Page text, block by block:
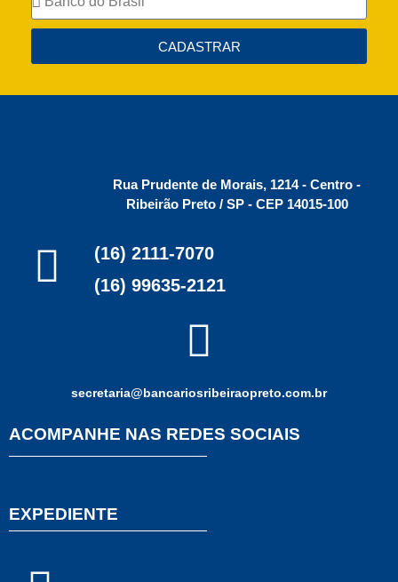
CADASTRAR
Rua Prudente de Morais, 1214 - Centro -
Ribeirão Preto / SP - CEP 14015-100
(16) 2111-7070
(16) 99635-2121
secretaria@bancariosribeiraopreto.com.br
ACOMPANHE NAS REDES SOCIAIS
EXPEDIENTE